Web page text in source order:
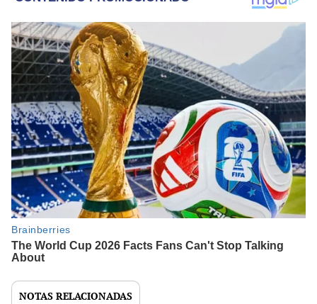
NOTAS RELACIONADAS